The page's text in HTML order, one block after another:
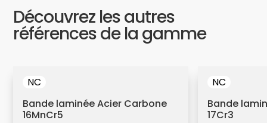
Découvrez les autres
références de la gamme
NC
Bande laminée Acier Carbone
16MnCr5
NC
Bande
17Cr3